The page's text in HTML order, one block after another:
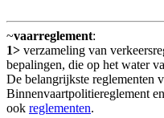
~vaarreglement:
1> verzameling van
bepalingen, die op het water
De belangrijkste reglementen
Binnenvaartpolitiereglement
ook reglementen.